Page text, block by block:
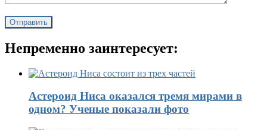
Непременно заинтересует:
Астероид Ниса оказался тремя мирами в
одном? Ученые показали фото